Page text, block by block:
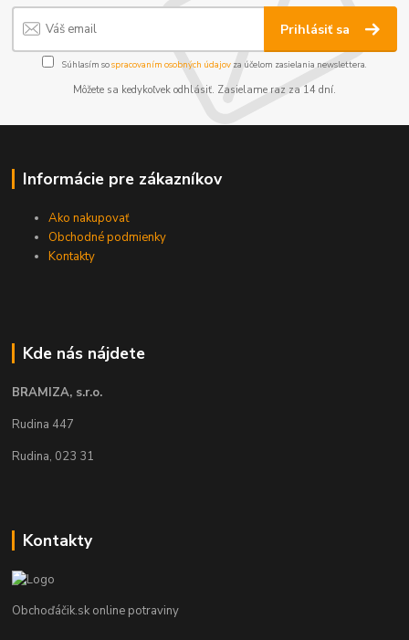
Prihlásiť sa
Súhlasím sospracovaním osobných údajov za účelom zasielania newslettera.
Môžete sa kedykoľvek odhlásiť. Zasielame raz za 14 dní.
Informácie pre zákazníkov
Ako nakupovať
Obchodné podmienky
Kontakty
Kde nás nájdete
BRAMIZA, s.r.o.
Rudina 447
Rudina, 023 31
Kontakty
Obchoďáčik.sk online potraviny